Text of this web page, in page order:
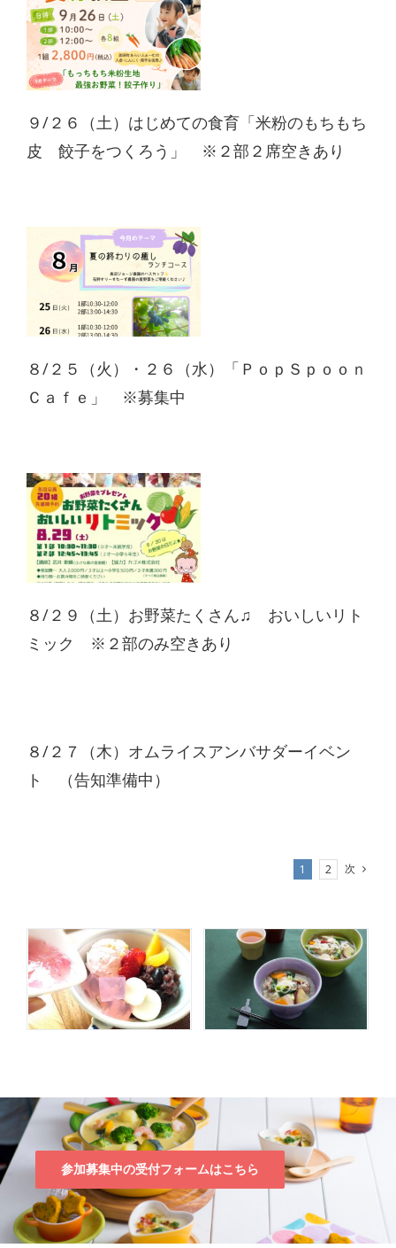
９/２６（土）はじめての食育「米粉のもちもち
皮 餃子をつくろう」 ※２部２席空きあり
８/２５（火）・２６（水）「ＰｏｐＳｐｏｏｎ
Ｃａｆｅ」 ※募集中
８/２９（土）お野菜たくさん♫ おいしいリト
ミック ※２部のみ空きあり
８/２７（木）オムライスアンバサダーイベン
ト （告知準備中）
1 2 次
参加募集中の受付フォームはこちら